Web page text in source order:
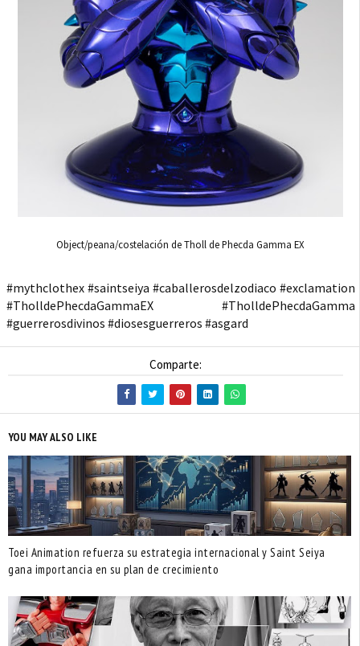
Object/peana/costelación de Tholl de Phecda Gamma EX
#mythclothex #saintseiya #caballerosdelzodiaco #exclamation
#TholldePhecdaGammaEX #TholldePhecdaGamma
#guerrerosdivinos #diosesguerreros #asgard
Comparte:
YOU MAY ALSO LIKE
Toei Animation refuerza su estrategia internacional y Saint Seiya
gana importancia en su plan de crecimiento